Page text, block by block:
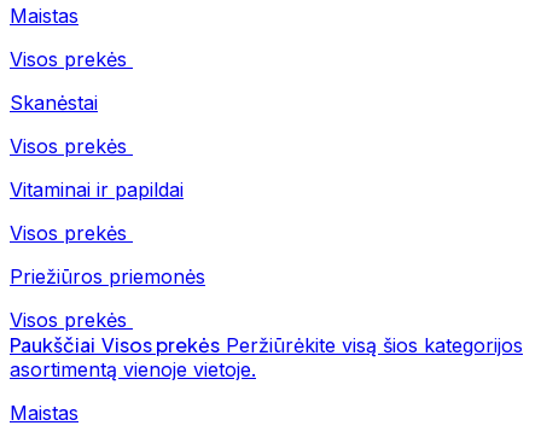
Maistas
Visos prekės
Skanėstai
Visos prekės
Vitaminai ir papildai
Visos prekės
Priežiūros priemonės
Visos prekės
Paukščiai Visos prekės Peržiūrėkite visą šios kategorijos
asortimentą vienoje vietoje.
Maistas